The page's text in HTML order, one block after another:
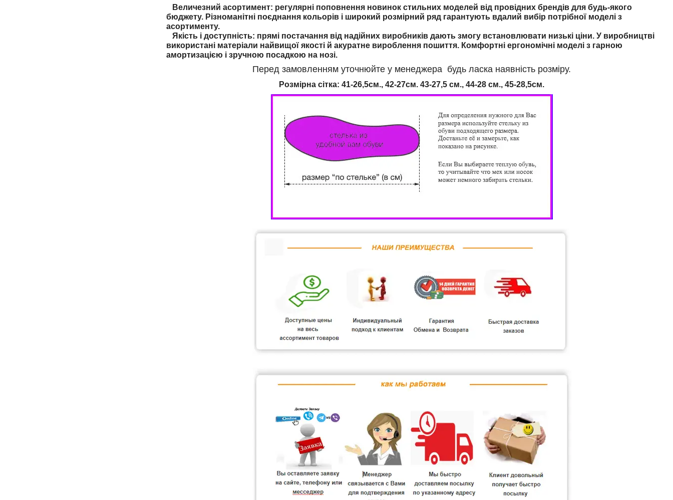
Величезний асортимент: регулярні поповнення новинок стильних моделей від провідних брендів для будь-якого
бюджету. Різноманітні поєднання кольорів і широкий розмірний ряд гарантують вдалий вибір потрібної моделі з
асортименту.
Якість і доступність: прямі постачання від надійних виробників дають змогу встановлювати низькі ціни. У виробництві
використані матеріали найвищої якості й акуратне вироблення пошиття. Комфортні ергономічні моделі з гарною
амортизацією і зручною посадкою на нозі.
Перед замовленням уточнюйте у менеджера будь ласка наявність розміру.
Розмірна сітка: 41-26,5см., 42-27см. 43-27,5 см., 44-28 см., 45-28,5см.